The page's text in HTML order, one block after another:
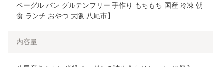
ベーグル パン グルテンフリー 手作り もちもち 国産 冷凍 朝
食 ランチ おやつ 大阪 八尾市】
内容量